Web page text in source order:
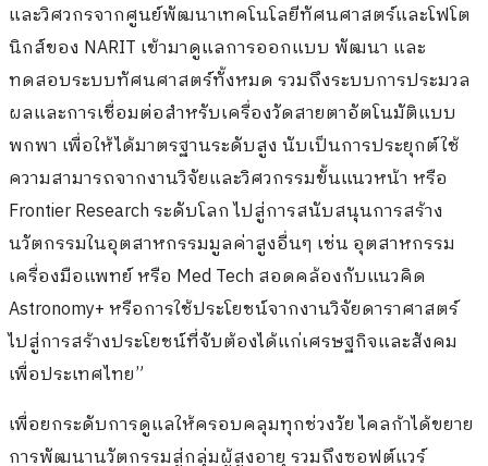
และวิศวกรจากศูนย์พัฒนาเทคโนโลยีทัศนศาสตร์และโฟโต
นิกส์ของ NARIT เข้ามาดูแลการออกแบบ พัฒนา และ
ทดสอบระบบทัศนศาสตร์ทั้งหมด รวมถึงระบบการประมวล
ผลและการเชื่อมต่อสำหรับเครื่องวัดสายตาอัตโนมัติแบบ
พกพา เพื่อให้ได้มาตรฐานระดับสูง นับเป็นการประยุกต์ใช้
ความสามารถจากงานวิจัยและวิศวกรรมขั้นแนวหน้า หรือ
Frontier Research ระดับโลก ไปสู่การสนับสนุนการสร้าง
นวัตกรรมในอุตสาหกรรมมูลค่าสูงอื่นๆ เช่น อุตสาหกรรม
เครื่องมือแพทย์ หรือ Med Tech สอดคล้องกับแนวคิด
Astronomy+ หรือการใช้ประโยชน์จากงานวิจัยดาราศาสตร์
ไปสู่การสร้างประโยชน์ที่จับต้องได้แก่เศรษฐกิจและสังคม
เพื่อประเทศไทย”
เพื่อยกระดับการดูแลให้ครอบคลุมทุกช่วงวัย ไคลก้าได้ขยาย
การพัฒนานวัตกรรมสู่กลุ่มผู้สูงอายุ รวมถึงซอฟต์แวร์